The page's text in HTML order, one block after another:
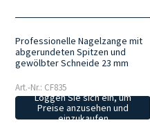
Professionelle Nagelzange mit
abgerundeten Spitzen und
gewölbter Schneide 23 mm
Art.-Nr.: CF835
Loggen Sie sich ein, um
Preise anzusehen und
einzukaufen